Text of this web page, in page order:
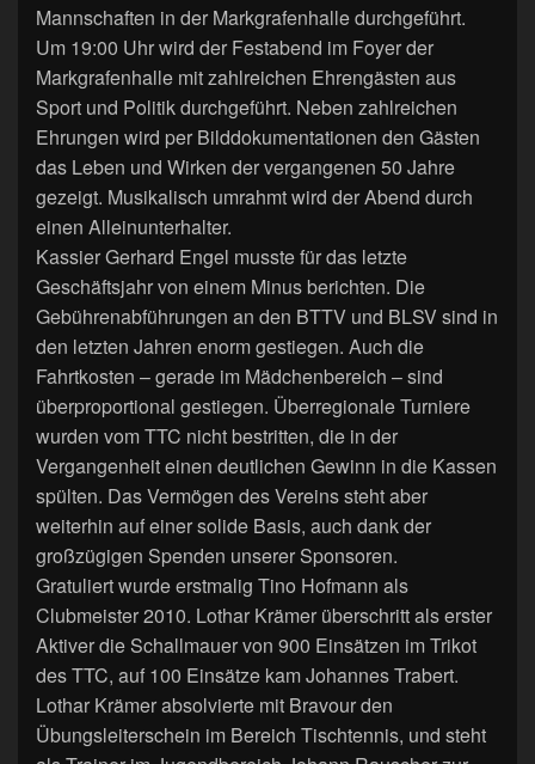
Mannschaften in der Markgrafenhalle durchgeführt.
Um 19:00 Uhr wird der Festabend im Foyer der
Markgrafenhalle mit zahlreichen Ehrengästen aus
Sport und Politik durchgeführt. Neben zahlreichen
Ehrungen wird per Bilddokumentationen den Gästen
das Leben und Wirken der vergangenen 50 Jahre
gezeigt. Musikalisch umrahmt wird der Abend durch
einen Alleinunterhalter.
Kassier Gerhard Engel musste für das letzte
Geschäftsjahr von einem Minus berichten. Die
Gebührenabführungen an den BTTV und BLSV sind in
den letzten Jahren enorm gestiegen. Auch die
Fahrtkosten – gerade im Mädchenbereich – sind
überproportional gestiegen. Überregionale Turniere
wurden vom TTC nicht bestritten, die in der
Vergangenheit einen deutlichen Gewinn in die Kassen
spülten. Das Vermögen des Vereins steht aber
weiterhin auf einer solide Basis, auch dank der
großzügigen Spenden unserer Sponsoren.
Gratuliert wurde erstmalig Tino Hofmann als
Clubmeister 2010. Lothar Krämer überschritt als erster
Aktiver die Schallmauer von 900 Einsätzen im Trikot
des TTC, auf 100 Einsätze kam Johannes Trabert.
Lothar Krämer absolvierte mit Bravour den
Übungsleiterschein im Bereich Tischtennis, und steht